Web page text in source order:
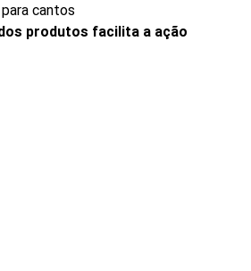
cantos
produtos facilita a ação